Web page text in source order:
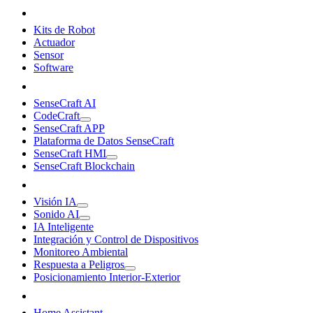
Kits de Robot
Actuador
Sensor
Software
SenseCraft AI
CodeCraft
SenseCraft APP
Plataforma de Datos SenseCraft
SenseCraft HMI
SenseCraft Blockchain
Visión IA
Sonido AI
IA Inteligente
Integración y Control de Dispositivos
Monitoreo Ambiental
Respuesta a Peligros
Posicionamiento Interior-Exterior